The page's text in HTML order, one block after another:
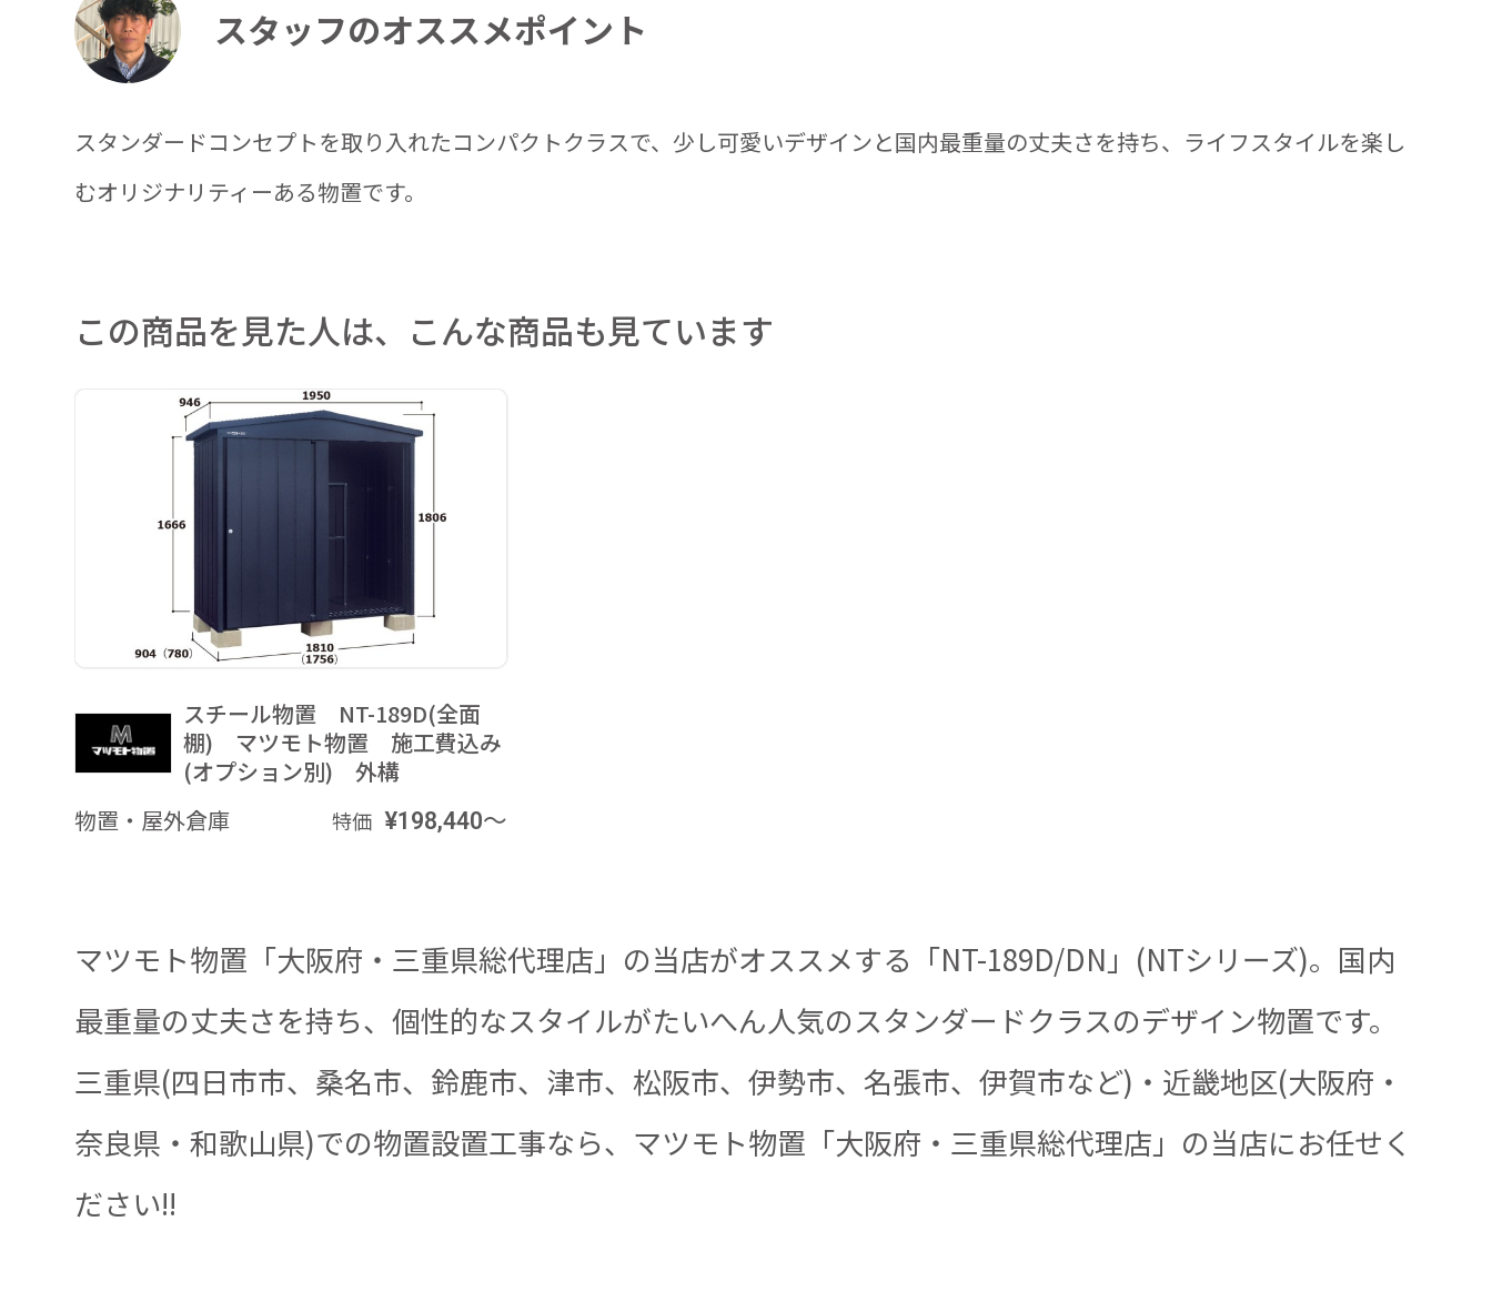
スタッフのオススメポイント
スタンダードコンセプトを取り入れたコンパクトクラスで、少し可愛いデザインと国内最重量の丈夫さを持ち、ライフスタイルを楽し
むオリジナリティーある物置です。
この商品を見た人は、こんな商品も見ています
スチール物置 NT-189D(全面
棚) マツモト物置 施工費込み
(オプション別) 外構
物置・屋外倉庫
特価 ¥198,440～
マツモト物置「大阪府・三重県総代理店」の当店がオススメする「NT-189D/DN」(NTシリーズ)。国内
最重量の丈夫さを持ち、個性的なスタイルがたいへん人気のスタンダードクラスのデザイン物置です。
三重県(四日市市、桑名市、鈴鹿市、津市、松阪市、伊勢市、名張市、伊賀市など)・近畿地区(大阪府・
奈良県・和歌山県)での物置設置工事なら、マツモト物置「大阪府・三重県総代理店」の当店にお任せく
ださい!!